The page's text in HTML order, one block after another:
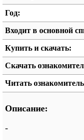
Год:
Входит в основной
Купить и скачать:
Скачать
Читать
Описание:
-